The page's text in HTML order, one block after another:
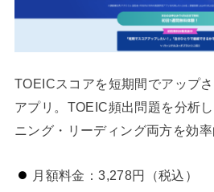
TOEICスコアを短期間でアップ
アプリ。TOEIC頻出問題を分析
ニング・リーディング両方を効率
月額料金：3,278円（税込）